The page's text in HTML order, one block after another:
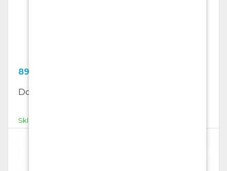
Skladem
899.03
Dopisní obálky B 4, samolepící